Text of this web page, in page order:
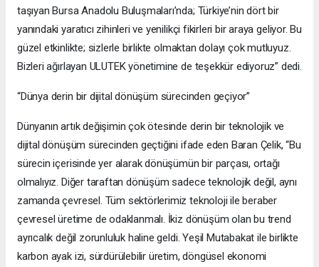
taşıyan Bursa Anadolu Buluşmaları’nda; Türkiye’nin dört bir
yanındaki yaratıcı zihinleri ve yenilikçi fikirleri bir araya geliyor. Bu
güzel etkinlikte; sizlerle birlikte olmaktan dolayı çok mutluyuz.
Bizleri ağırlayan ULUTEK yönetimine de teşekkür ediyoruz” dedi.
“Dünya derin bir dijital dönüşüm sürecinden geçiyor”
Dünyanın artık değişimin çok ötesinde derin bir teknolojik ve
dijital dönüşüm sürecinden geçtiğini ifade eden Baran Çelik, “Bu
sürecin içerisinde yer alarak dönüşümün bir parçası, ortağı
olmalıyız. Diğer taraftan dönüşüm sadece teknolojik değil, aynı
zamanda çevresel. Tüm sektörlerimiz teknoloji ile beraber
çevresel üretime de odaklanmalı. İkiz dönüşüm olan bu trend
ayrıcalık değil zorunluluk haline geldi. Yeşil Mutabakat ile birlikte
karbon ayak izi, sürdürülebilir üretim, döngüsel ekonomi